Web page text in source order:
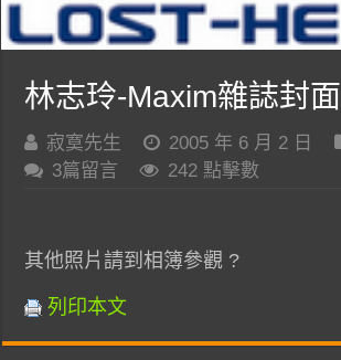
林志玲-Maxim雜誌封面
寂寞先生 2005 年 6 月 2 日
3篇留言
242 點擊數
其他照片請到相簿參觀 ?
列印本文